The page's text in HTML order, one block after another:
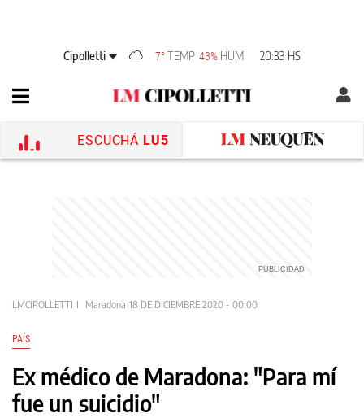
Cipolletti 7° TEMP 43% HUM 20:33 HS
ESCUCHÁ LU5
LMCIPOLLETTI Maradona 18 DE DICIEMBRE 2020 - 00:00
PAÍS
Ex médico de Maradona: "Para mí
fue un suicidio"